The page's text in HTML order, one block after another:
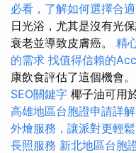
必看，了解如何選擇合
日光浴，尤其是沒有光
衰老並導致皮膚癌。 精
的需求 找值得信賴的
康飲食評估了這個機會。
SEO關鍵字 椰子油可用
高雄地區台胞證申請詳
外燴服務，讓派對更輕鬆
長照服務 新北地區台胞